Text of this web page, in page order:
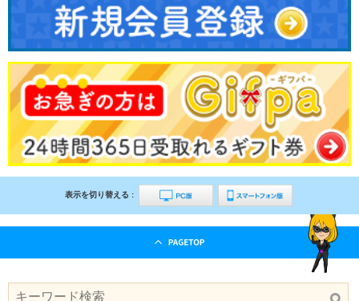
表示を切り替える :